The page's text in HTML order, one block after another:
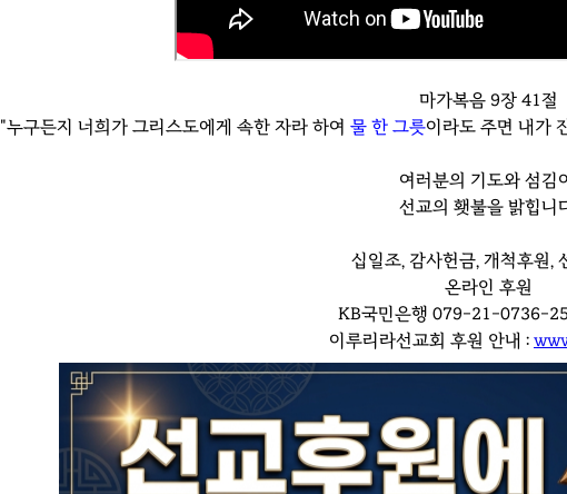
마가복음 9장 41절
"누구든지 너희가 그리스도에게 속한 자라 하여 물 한 그릇이라도 주면 내가
여러분의 기도와 섬김
선교의 횃불을 밝힙니
십일조, 감사헌금, 개척후원,
온라인 후원
KB국민은행 079-21-0736-
이루리라선교회 후원 안내 :